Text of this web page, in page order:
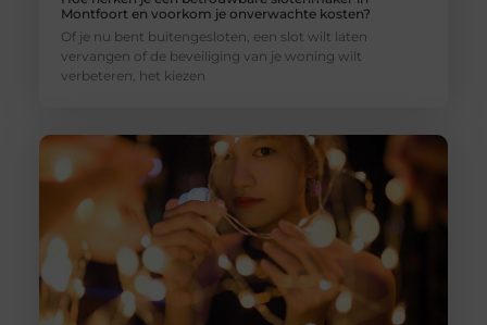
Montfoort en voorkom je onverwachte kosten?
Of je nu bent buitengesloten, een slot wilt laten
vervangen of de beveiliging van je woning wilt
verbeteren, het kiezen